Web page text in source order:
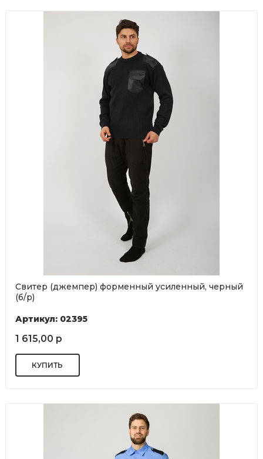
Свитер (джемпер) форменный усиленный, черный
(б/р)
Артикул: 02395
1 615,00 р